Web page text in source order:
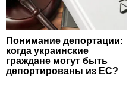
Понимание депортации:
когда украинские
граждане могут быть
депортированы из ЕС?